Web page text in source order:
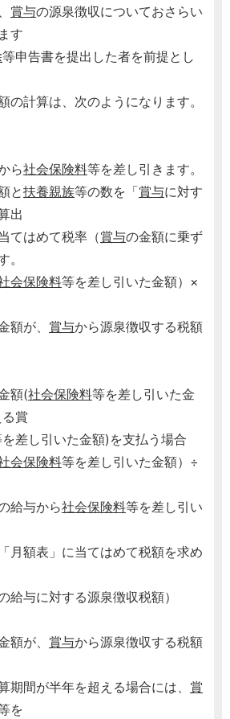
賞与の源泉徴収についておさらい
す
等申告書を提出した者を前提とし
の計算は、次のようになります。
ら社会保険料等を差し引きます。
と扶養親族等の数を「賞与に対す
出
はめて税率（賞与の金額に乗ず
。
会保険料等を差し引いた金額）×
が、 賞与から源泉徴収する税額
額(社会保険料等を差し引いた金
賞
差し引いた金額)を支払う場合
会保険料等を差し引いた金額）÷
給与から社会保険料等を差し引い
額表」に当てはめて税額を求め
与に対する源泉徴収税額）
が、 賞与から源泉徴収する税額
期間が半年を超える場合には、 賞
を